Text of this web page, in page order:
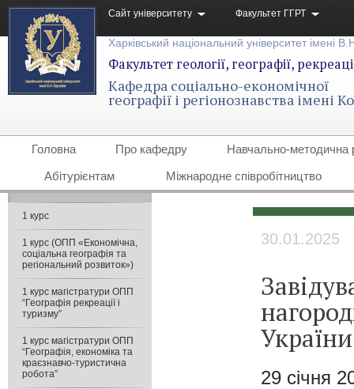
Сайт університету Факультет ГГРТ
Харківський національний університет імені
Факультет геології, географії,
Кафедра соціально-економічної
географії і регіонознавства імені
Головна Про кафедру
Навчально-методична
Абітурієнтам
Міжнародне співробітництво
30.01.2025
29 січня
1 курс
1 курс (ОПП «Економічна,
соціальна географія та
регіональний розвиток»)
1 курс магістратури ОПП
“Географія рекреації і
туризму”
1 курс магістратури ОПП
“Географія, економіка та
краєзнавчо-туристична
робота”